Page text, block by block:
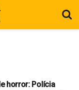
horror: Polícia